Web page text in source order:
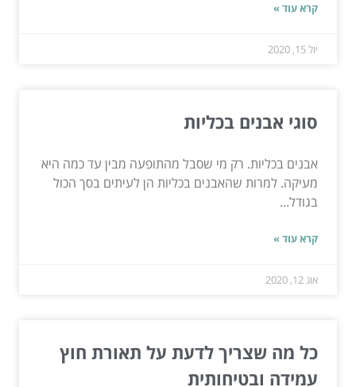
קרא עוד »
יול 15, 2020
סוגי אבנים בכליות
אבנים בכליות. רק מי שסבל מהתופעה מבין עד כמה היא
מעיקה. למרות שהאבנים בכליות הן לעיתים בסך הכול
בגודל...
קרא עוד »
אוג 12, 2020
כל מה שצריך לדעת על תאורת חוץ
עמידה ובטיחותית